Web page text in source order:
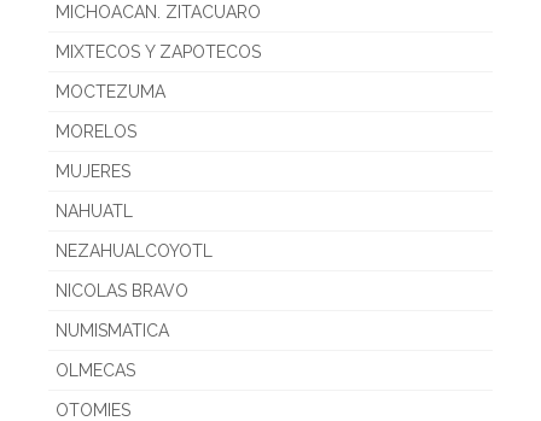
MICHOACAN. ZITACUARO
MIXTECOS Y ZAPOTECOS
MOCTEZUMA
MORELOS
MUJERES
NAHUATL
NEZAHUALCOYOTL
NICOLAS BRAVO
NUMISMATICA
OLMECAS
OTOMIES